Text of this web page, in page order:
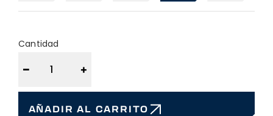
Cantidad
− +
AÑADIR AL CARRITO